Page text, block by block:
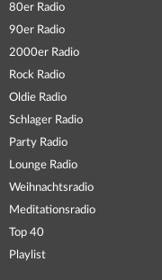
80er Radio
90er Radio
2000er Radio
Rock Radio
Oldie Radio
Schlager Radio
Party Radio
Lounge Radio
Weihnachtsradio
Meditationsradio
Top 40
Playlist